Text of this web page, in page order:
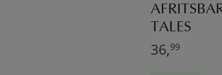
TALES
36,99